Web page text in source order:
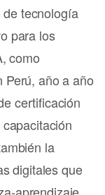
tecnología
para los
como
Perú, año a año
certificación
la
digitales que
aprendizaje,